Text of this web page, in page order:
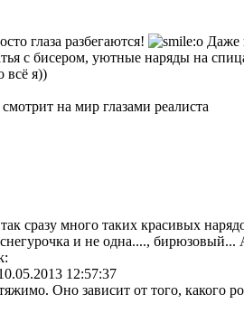
глаза разбегаются!
Даже
с бисером, уютные наряды на
всё я))
на мир глазами реалиста
сразу много таких красивых
и не одна...., бирюзовый...
12:57:37
Оно зависит от того, какого